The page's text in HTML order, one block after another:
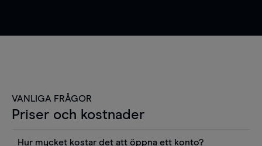
VANLIGA FRÅGOR
Priser och kostnader
Hur mycket kostar det att öppna ett konto?